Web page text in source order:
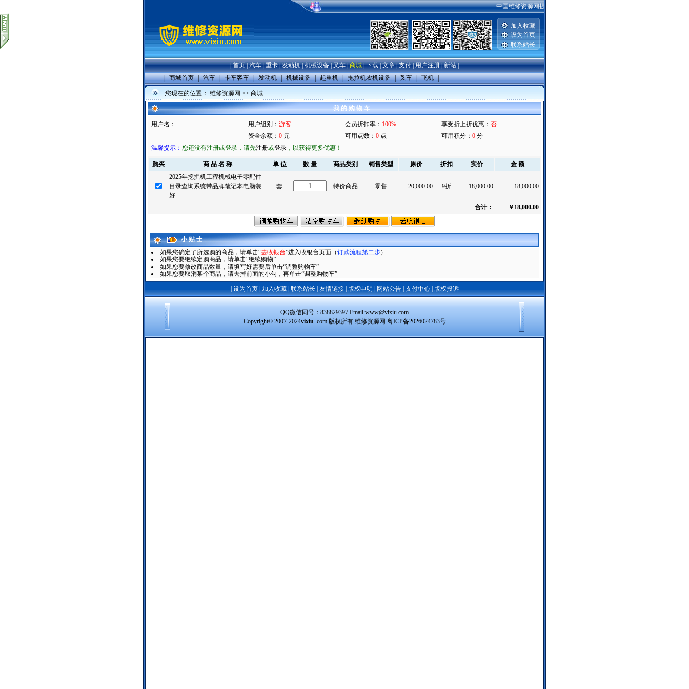
中国维修资源网提供汽车维修资料，手机维修资料，电脑主板|硬盘|显
加入收藏
设为首页
联系站长
|首页|汽车|重卡|发动机|机械设备|叉车|商城|下载|文章|支付|用户注册|新站|
| 商城首页 | 汽车 | 卡车客车 | 发动机 | 机械设备 | 起重机 | 拖拉机农机设备 | 叉车 | 飞机 |
您现在的位置： 维修资源网 >> 商城
我 的 购 物 车
用户名： 用户组别： 游客 会员折扣率： 100% 享受折上折优惠： 否
资金余额： 0 元 可用点数： 0 点 可用积分： 0 分
温馨提示： 您还没有注册或登录，请先注册或登录 ，以获得更多优惠！
购买 商 品 名 称 单 位 数 量 商品类别 销售类型 原价 折扣 实价
金 额
2025年挖掘机工程机械电子零配件
目录查询系统带品牌笔记本电脑装
好
套 特价商品 零售 20,000.00 9折 18,000.00 18,000.00
合计： ￥18,000.00
小 贴 士
如果您确定了所选购的商品，请单击“去收银台”进入收银台页面（订购流程第二步）
如果您要继续定购商品，请单击“继续购物”
如果您要修改商品数量，请填写好需要后单击“调整购物车”
如果您要取消某个商品，请去掉前面的小勾，再单击“调整购物车”
设为首页| 加入收藏| 联系站长 友情链接| 版权申明 网站公告| 支付中心| 版权投诉
QQ微信同号：838829397 Email:www@vixiu.com
Copyright© 2007-2024vixiu .com 版权所有 维修资源网 粤ICP备2026024783号